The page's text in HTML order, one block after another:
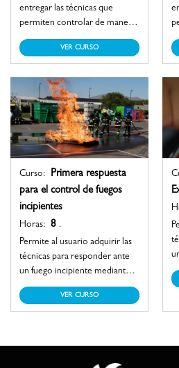
entregar las técnicas que
permiten controlar de manera
segura y eficiente un incendio,
permitiendo planificar una
en la evaluación de la situación
con fin de llevar a cabo un
despliegue de armadas con una
configuración que permita
controlar y cortar la
propagación. Las acciones
están pensadas para el
respondedor realice acciones
un incendio.
VER CURSO
Curso:
Primera respuesta
para el control de fuegos
incipientes
Horas: 8 .
Permite al usuario adquirir las
técnicas para responder ante
un fuego incipiente mediante el
uso de los recursos mínimos y
básicos con los que cuenta una
alumno. Permitiendo así,
VER CURSO